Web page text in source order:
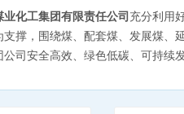
业化工集团有限责任公司 充分利用
支撑，围绕煤、配套煤、发展煤、
公司安全高效、绿色低碳、可持续